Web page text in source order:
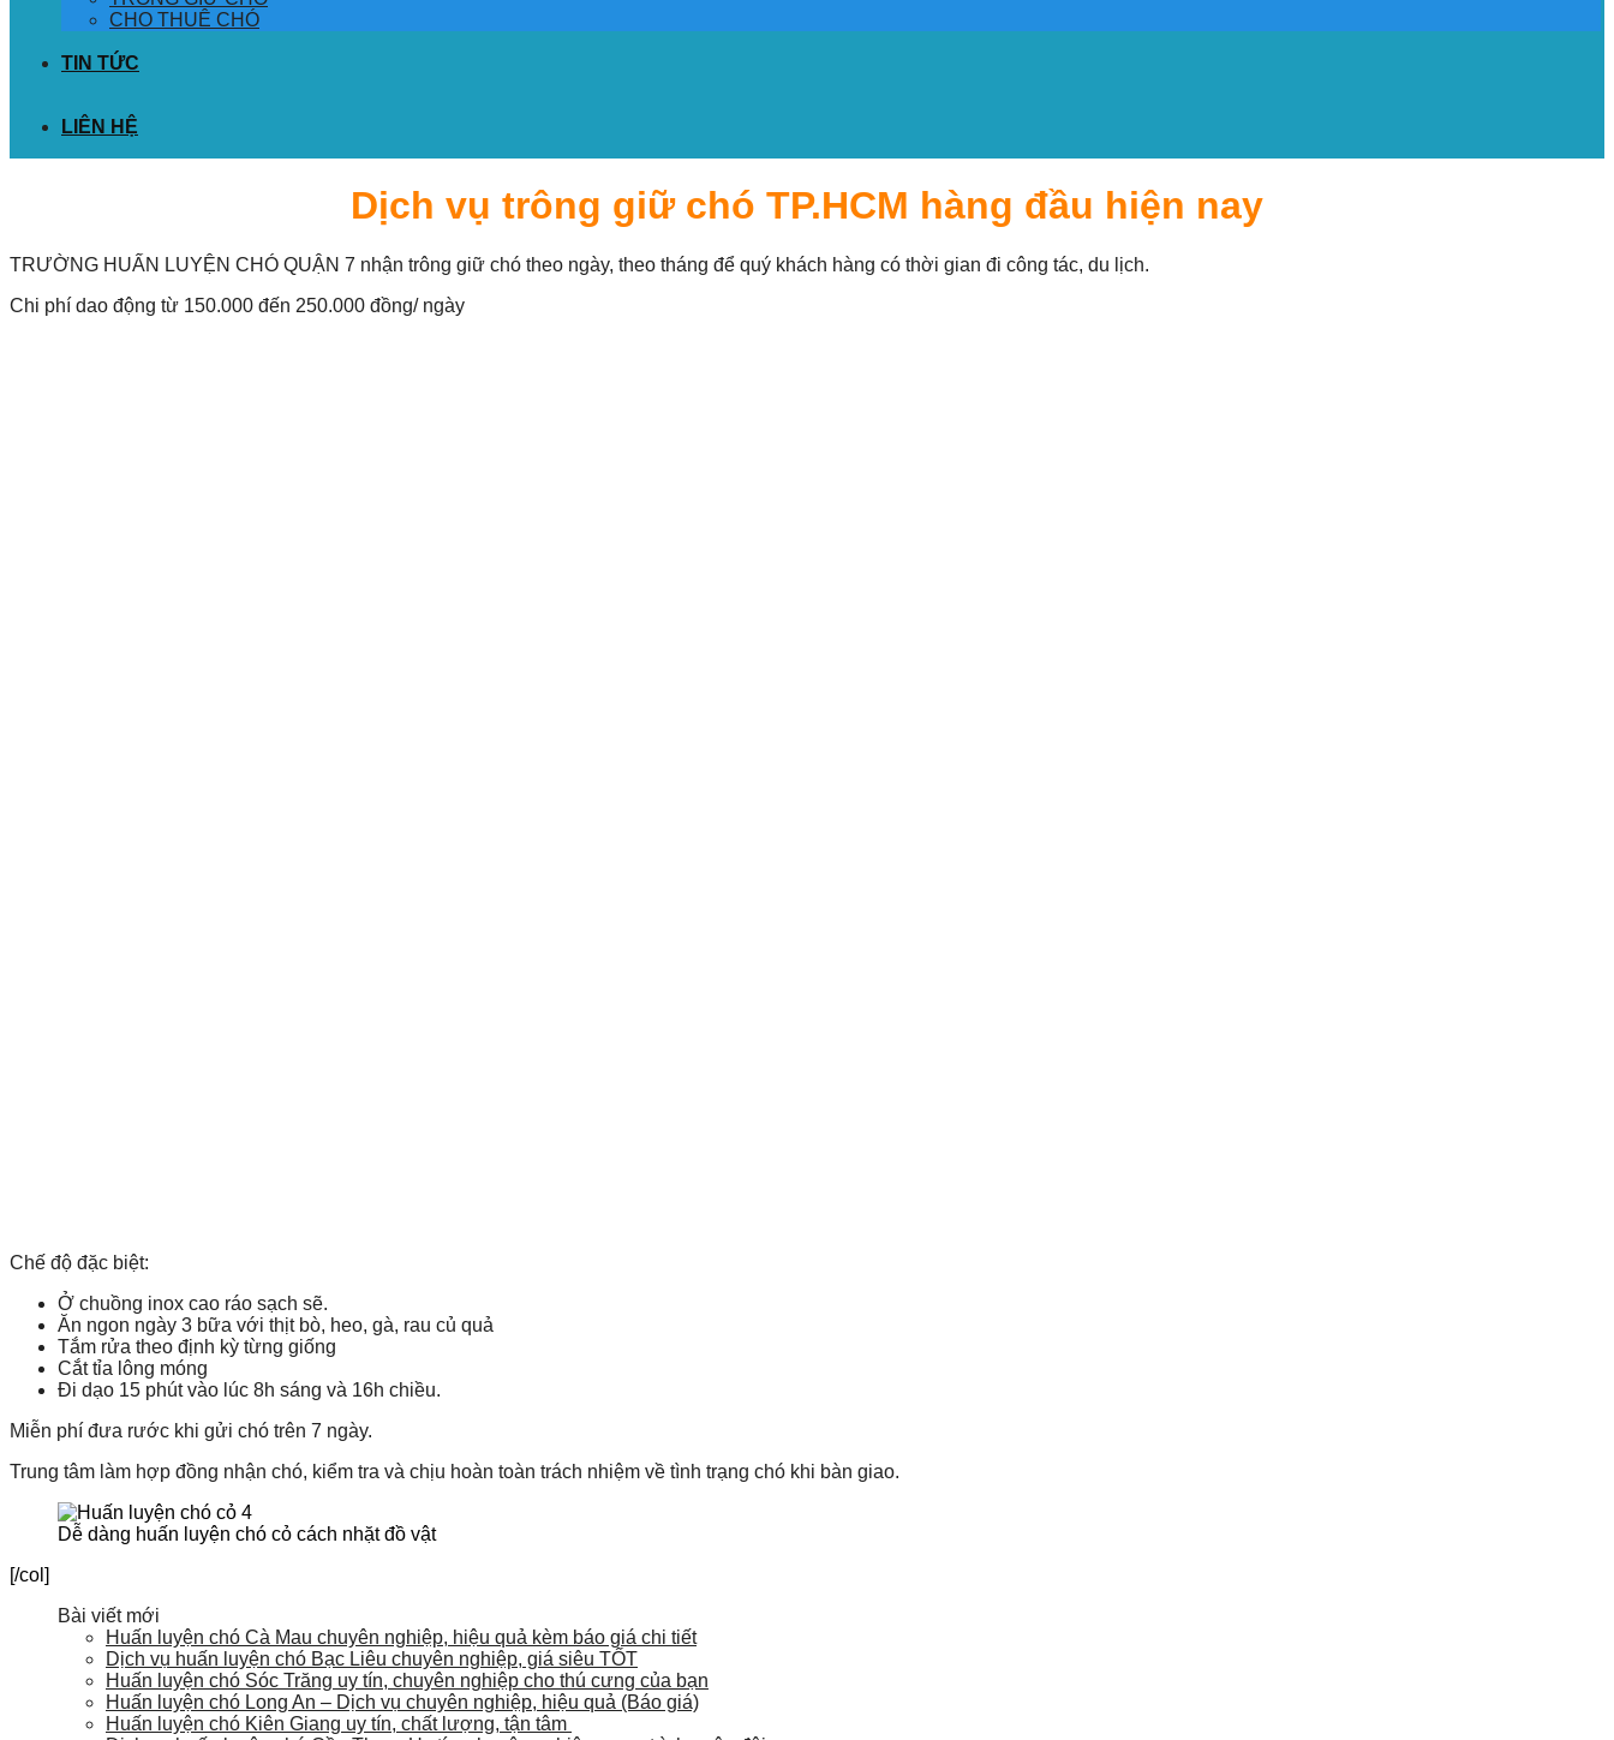
CHO THUÊ CHÓ
TIN TỨC
LIÊN HỆ
Dịch vụ trông giữ chó TP.HCM hàng đầu hiện nay
TRƯỜNG HUẤN LUYỆN CHÓ QUẬN 7 nhận trông giữ chó theo ngày, theo tháng để quý khách hàng có thời gian đi công tác, du lịch.
Chi phí dao động từ 150.000 đến 250.000 đồng/ ngày
Chế độ đặc biệt:
Ở chuồng inox cao ráo sạch sẽ.
Ăn ngon ngày 3 bữa với thịt bò, heo, gà, rau củ quả
Tắm rửa theo định kỳ từng giống
Cắt tỉa lông móng
Đi dạo 15 phút vào lúc 8h sáng và 16h chiều.
Miễn phí đưa rước khi gửi chó trên 7 ngày.
Trung tâm làm hợp đồng nhận chó, kiểm tra và chịu hoàn toàn trách nhiệm về tình trạng chó khi bàn giao.
Dễ dàng huấn luyện chó cỏ cách nhặt đồ vật
[/col]
Bài viết mới
Huấn luyện chó Cà Mau chuyên nghiệp, hiệu quả kèm báo giá chi tiết
Dịch vụ huấn luyện chó Bạc Liêu chuyên nghiệp, giá siêu TỐT
Huấn luyện chó Sóc Trăng uy tín, chuyên nghiệp cho thú cưng của bạn
Huấn luyện chó Long An – Dịch vụ chuyên nghiệp, hiệu quả (Báo giá)
Huấn luyện chó Kiên Giang uy tín, chất lượng, tận tâm